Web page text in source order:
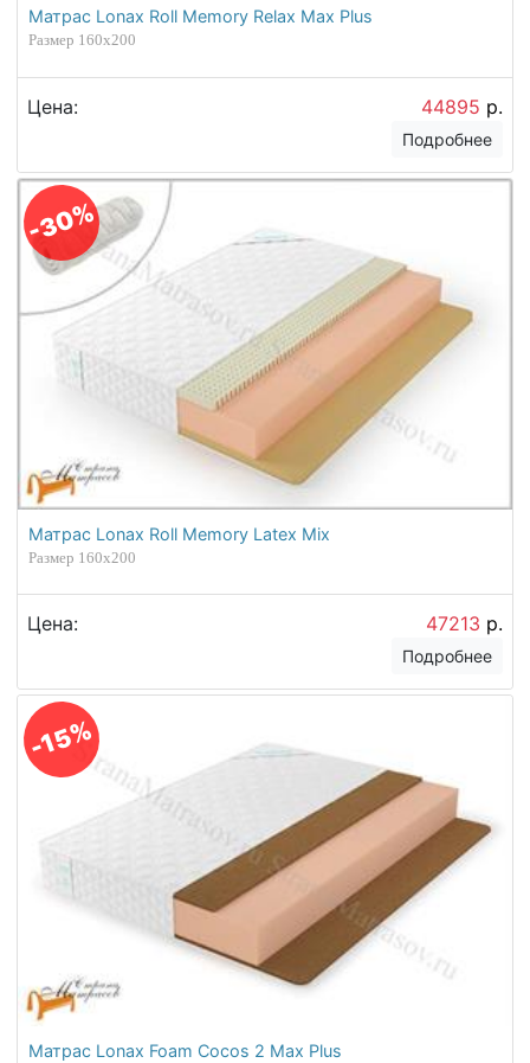
Матрас Lonax Roll Memory Relax Max Plus
Размер 160х200
Цена: 44895 р.
Подробнее
-30%
Матрас Lonax Roll Memory Latex Mix
Размер 160х200
Цена: 47213 р.
Подробнее
-15%
Матрас Lonax Foam Cocos 2 Max Plus